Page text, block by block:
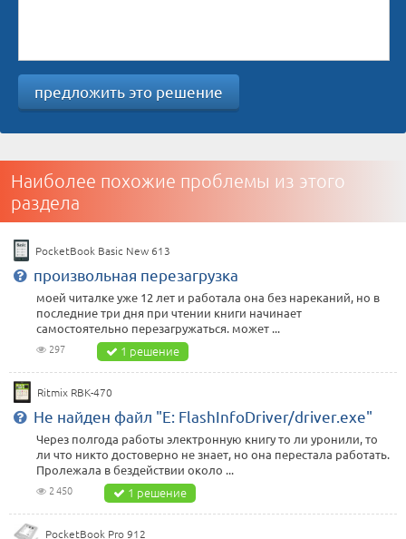
предложить это решение
Наиболее похожие проблемы из этого
раздела
PocketBook Basic New 613
произвольная перезагрузка
моей читалке уже 12 лет и работала она без нареканий, но в
последние три дня при чтении книги начинает
самостоятельно перезагружаться. может ...
297 1 решение
Ritmix RBK-470
Не найден файл "E: FlashInfoDriver/driver.exe"
Через полгода работы электронную книгу то ли уронили, то
ли что никто достоверно не знает, но она перестала работать.
Пролежала в бездействии около ...
2 450 1 решение
PocketBook Pro 912